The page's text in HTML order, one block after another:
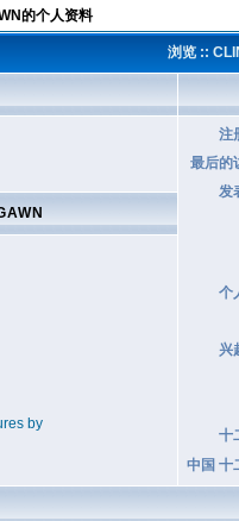
的个人资料
浏览 ::
注
最后的
发
个
兴
十
中国 十
by